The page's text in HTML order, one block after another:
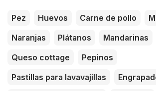
Pez Huevos Carne de pollo
Naranjas
Plátanos
Mandarinas
Queso cottage
Pepinos
Pastillas para lavavajillas